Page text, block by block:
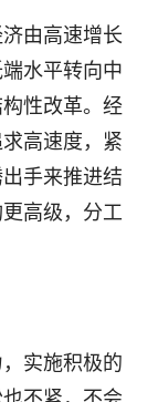
由高速增长
水平转向中
性改革。经
高速度，紧
手来推进结
高级，分工
实施积极的